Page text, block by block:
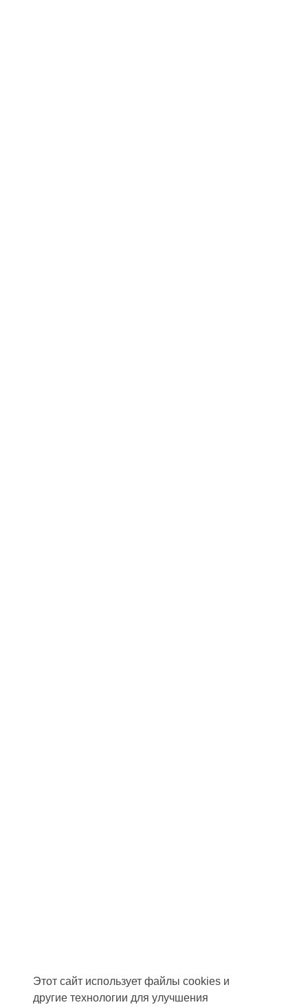
Этот сайт использует файлы cookies и
другие технологии для улучшения